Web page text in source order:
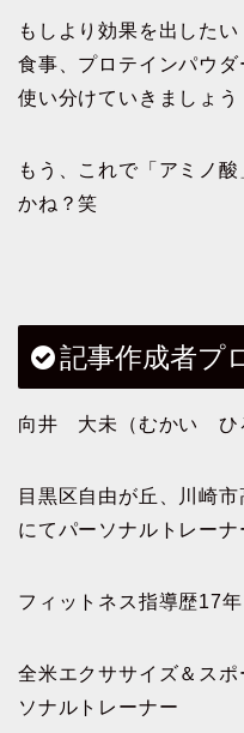
もしより効果を出した
食事、プロテインパウ
使い分けていきましょう
もう、これで「アミノ
かね？笑
記事作成者プ
向井 大未（むかい ひ
目黒区自由が丘、川崎
にてパーソナルトレー
フィットネス指導歴17年
全米エクササイズ＆ス
ソナルトレーナー